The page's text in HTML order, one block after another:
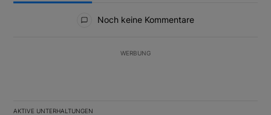
Noch keine Kommentare
WERBUNG
AKTIVE UNTERHALTUNGEN